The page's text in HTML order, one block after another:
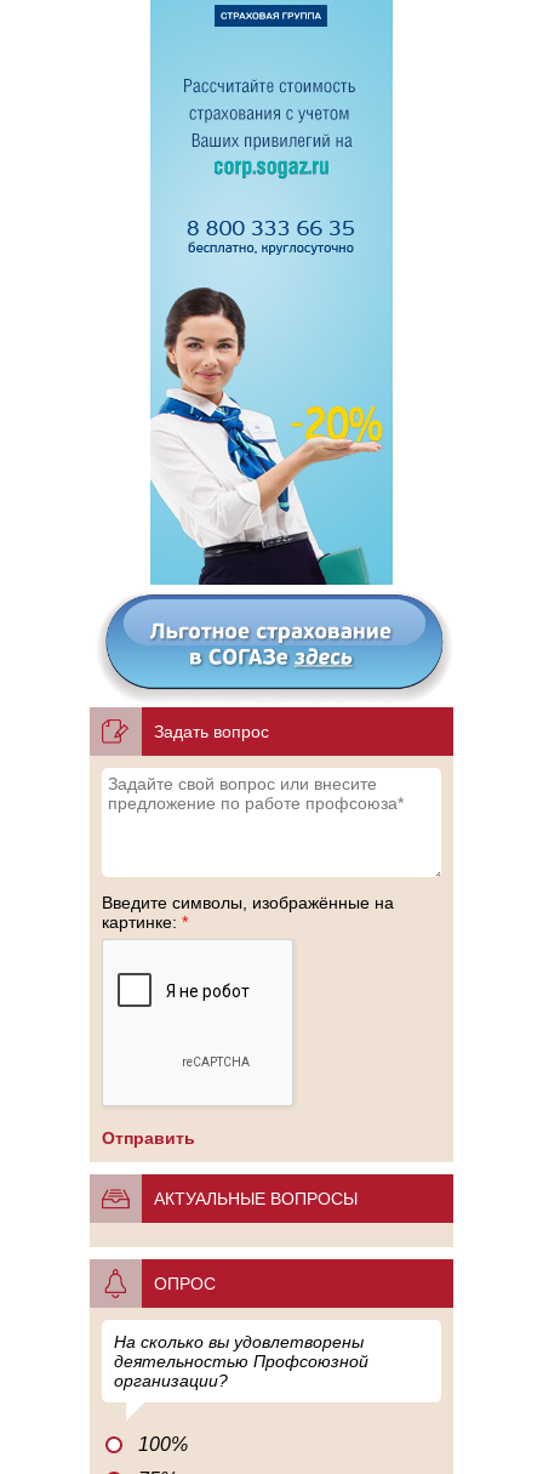
Задать вопрос
Введите символы, изображённые на
картинке: *
АКТУАЛЬНЫЕ ВОПРОСЫ
ОПРОС
На сколько вы удовлетворены
деятельностью Профсоюзной
организации?
100%